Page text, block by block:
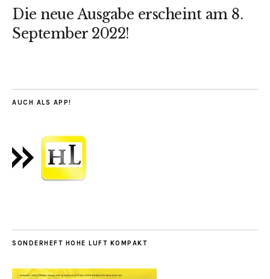
Die neue Ausgabe erscheint am 8.
September 2022!
AUCH ALS APP!
SONDERHEFT HOHE LUFT KOMPAKT